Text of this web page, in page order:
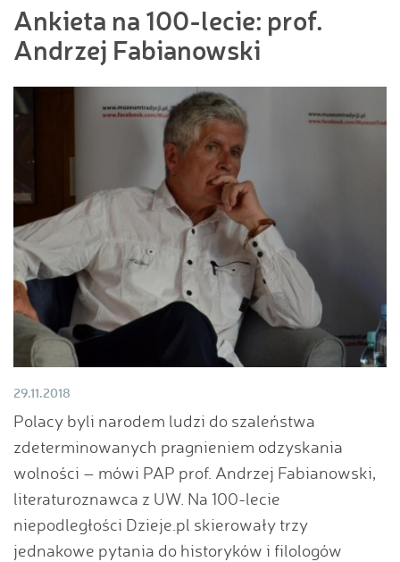
Ankieta na 100-lecie: prof.
Andrzej Fabianowski
29.11.2018
Polacy byli narodem ludzi do szaleństwa
zdeterminowanych pragnieniem odzyskania
wolności – mówi PAP prof. Andrzej Fabianowski,
literaturoznawca z UW. Na 100-lecie
niepodległości Dzieje.pl skierowały trzy
jednakowe pytania do historyków i filologów